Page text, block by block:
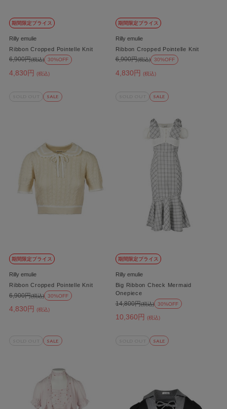
期間限定プライス
Rilly emulie
Ribbon Cropped Pointelle Knit
4,830円 (税込)
6,900円(税込) 30%OFF
期間限定プライス
Rilly emulie
Ribbon Cropped Pointelle Knit
4,830円 (税込)
6,900円(税込) 30%OFF
SALE
期間限定プライス
Rilly emulie
Ribbon Cropped Pointelle Knit
4,830円 (税込)
6,900円(税込) 30%OFF
SALE
期間限定プライス
Rilly emulie
Big Ribbon Check Mermaid
Onepiece
10,360円 (税込)
14,800円(税込) 30%OFF
SALE SALE